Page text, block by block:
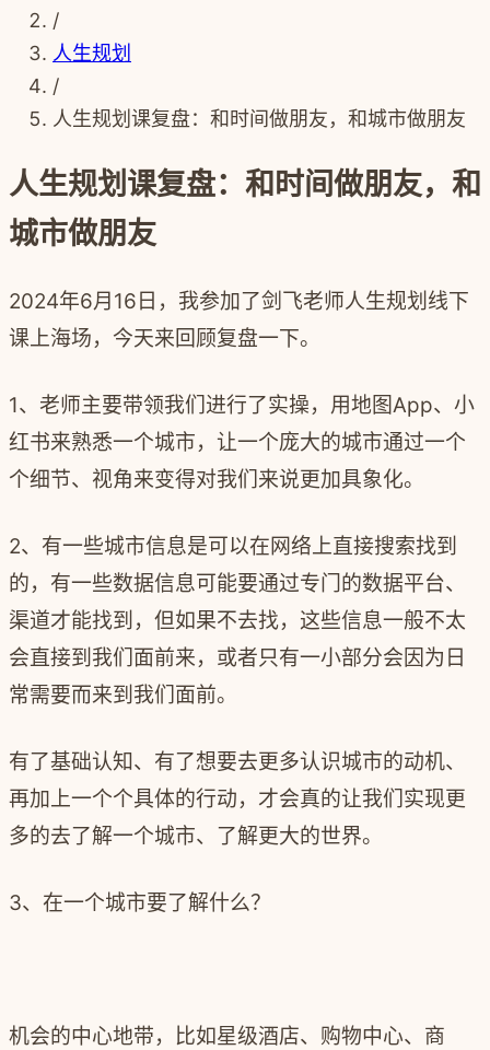
/
人生规划
/
人生规划课复盘：和时间做朋友，和城市做朋友
人生规划课复盘：和时间做朋友，和
城市做朋友
2024年6月16日，我参加了剑飞老师人生规划线下
课上海场，今天来回顾复盘一下。
1、老师主要带领我们进行了实操，用地图App、小
红书来熟悉一个城市，让一个庞大的城市通过一个
个细节、视角来变得对我们来说更加具象化。
2、有一些城市信息是可以在网络上直接搜索找到
的，有一些数据信息可能要通过专门的数据平台、
渠道才能找到，但如果不去找，这些信息一般不太
会直接到我们面前来，或者只有一小部分会因为日
常需要而来到我们面前。
有了基础认知、有了想要去更多认识城市的动机、
再加上一个个具体的行动，才会真的让我们实现更
多的去了解一个城市、了解更大的世界。
3、在一个城市要了解什么？
机会的中心地带，比如星级酒店、购物中心、商